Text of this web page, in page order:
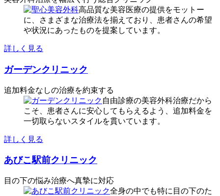
高品質な美容医療の提供をモットー
に、さまざまな治療法を揃えており、患者さんの希望
や状況にあったものを提案しています。
詳しく見る
ガーデンクリニック
追加料金なしの治療を約束する
自由診療の美容外科治療だから
こそ、患者さんに安心してもらえるよう、追加料金を
一切取らないスタイルを貫いています。
詳しく見る
あびこ駅前クリニック
目の下の悩み治療へ真摯に対応
全身の中でも特に目の下のた